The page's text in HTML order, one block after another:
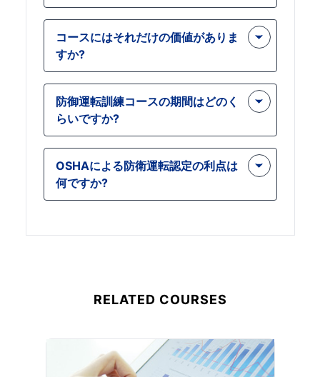
への取り組みを証明する認定も取得で
きます。したがって、すべての労働者
はこのコースに登録する必要がありま
す。
オンライン コースでは、自分のペース
で学習でき、どこからでもトレーニン
グを完了できるため、スケジュールに
合わせやすくなります。
コースにはそれだけの価値がありま
すか?
はい、防御運転コースは小型車両を運
転する人にとって非常に貴重であり、
安全な運転実践と法規制遵守を確保す
るための必須の知識を提供するため、
このコースは価値があります。さら
に、リーズナブルな価格で受講できる
ので、誰でも気軽に受講できます。
防御運転訓練コースの期間はどのく
らいですか?
コースの所要時間は 26 分です。コー
ス期間を見ると、コース期間が短いよ
うに思われるかもしれませんが、実際
には、コースは包括的であり、参加者
るすべてを提供します。
OSHAによる防衛運転認定の利点は
何ですか?
ーマンスを発揮できるようになりま
RELATED COURSES